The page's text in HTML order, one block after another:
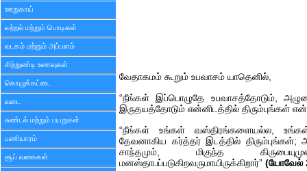
ஊறுகாய்
வற்றல் மற்றும் பொடிகள்
வடகம் மற்றும் அப்பளம்
சிற்றுண்டி உணவுகள்
கொழுக்கட்டை
வடை
சுண்டல் மற்றும் பயறுகள்
பணியாரம்
சூப் வகைகள்
வேதாகமம் கூறும் உபவாசம் யாதெனில்,
“நீங்கள் இப்பொழுதே உபவாசத்தோடும்,
இருதயத்தோடும் என்னிடத்தில் திரும்புங்கள்
“நீங்கள் உங்கள் வஸ்திரங்களையல்ல,
தேவனாகிய கர்த்தர் இடத்தில்
சாந்தமும், மிகுந்த
மனஸ்தாபப்படுகிறவருமாயிருக்கிறார்” (யோவேல்